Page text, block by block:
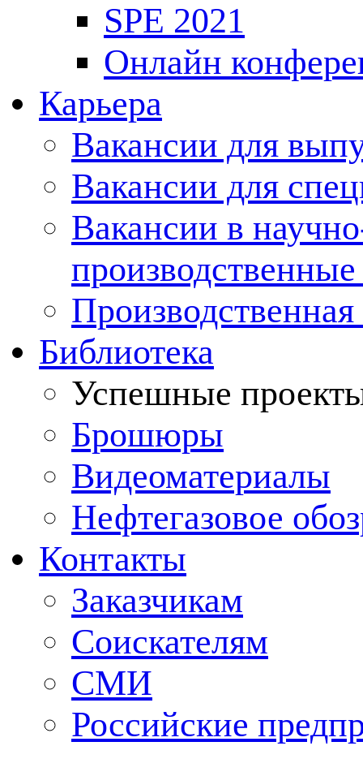
SPE 2021
Онлайн
Карьера
Вакансии для
Вакансии для
Вакансии в
Производственная
Библиотека
Успешные
Брошюры
Видеоматериалы
Нефтегазовое
Контакты
Заказчикам
Соискателям
СМИ
Российские